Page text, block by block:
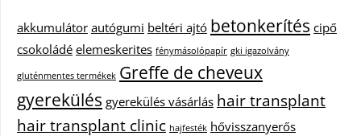
akkumulátor autógumi beltéri ajtó betonkerítés cipő
csokoládé elemeskerites fénymásolópapír gki igazolvány
gluténmentes termékek Greffe de cheveux
gyerekülés gyerekülés vásárlás hair transplant
hair transplant clinic hajfesték hővisszanyerős